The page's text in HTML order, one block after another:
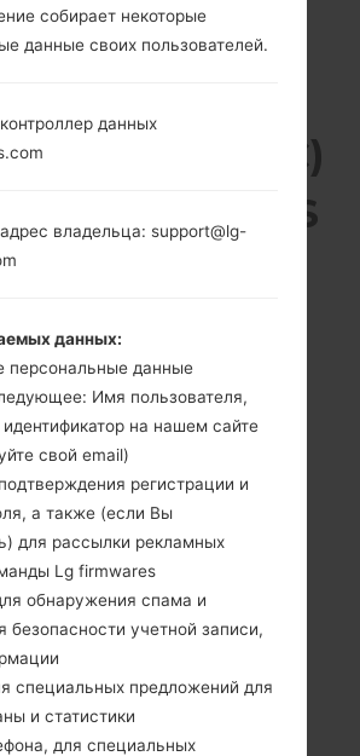
(LGKF240C)
LG OTHERS
Съемный Li-Ion
800 mAh
-
собирает некоторые
данные своих пользователей.
данных
владельца: support@lg-
данных:
персональные данные
Имя пользователя,
на нашем сайте
свой email)
регистрации и
а также (если Вы
для рассылки рекламных
Lg firmwares
обнаружения спама и
безопасности учетной записи,
специальных предложений для
и статистики
для специальных